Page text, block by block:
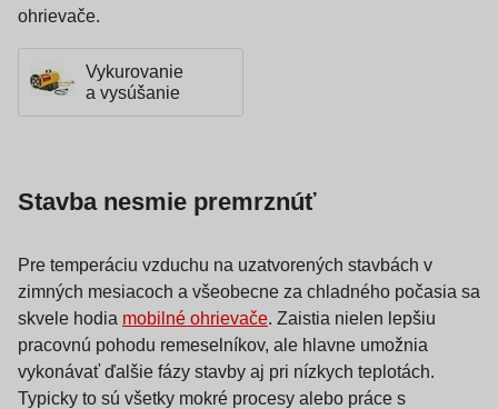
ohrievače.
Vykurovanie
a vysúšanie
Stavba nesmie premrznúť
Pre temperáciu vzduchu na uzatvorených stavbách v
zimných mesiacoch a všeobecne za chladného počasia sa
skvele hodia mobilné ohrievače. Zaistia nielen lepšiu
pracovnú pohodu remeselníkov, ale hlavne umožnia
vykonávať ďalšie fázy stavby aj pri nízkych teplotách.
Typicky to sú všetky mokré procesy alebo práce s